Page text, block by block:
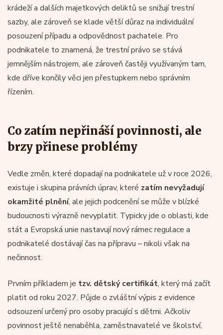
krádeží a dalších majetkových deliktů se snižují trestní
sazby, ale zároveň se klade větší důraz na individuální
posouzení případu a odpovědnost pachatele. Pro
podnikatele to znamená, že trestní právo se stává
jemnějším nástrojem, ale zároveň častěji využívaným tam,
kde dříve končily věci jen přestupkem nebo správním
řízením.
Co zatím nepřináší povinnosti, ale
brzy přinese problémy
Vedle změn, které dopadají na podnikatele už v roce 2026,
existuje i skupina právních úprav, které zatím nevyžadují
okamžité plnění, ale jejich podcenění se může v blízké
budoucnosti výrazně nevyplatit. Typicky jde o oblasti, kde
stát a Evropská unie nastavují nový rámec regulace a
podnikatelé dostávají čas na přípravu – nikoli však na
nečinnost.
Prvním příkladem je tzv. dětský certifikát, který má začít
platit od roku 2027. Půjde o zvláštní výpis z evidence
odsouzení určený pro osoby pracující s dětmi. Ačkoliv
povinnost ještě nenaběhla, zaměstnavatelé ve školství,